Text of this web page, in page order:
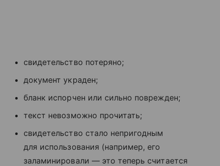
свидетельство потеряно;
документ украден;
бланк испорчен или сильно поврежден;
текст невозможно прочитать;
свидетельство стало непригодным
для использования (например, его
заламинировали — это теперь считается